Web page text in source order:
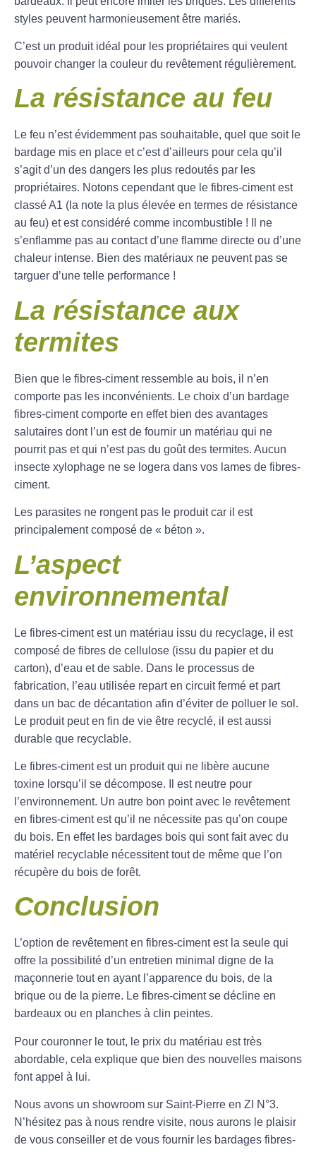
styles peuvent harmonieusement être mariés.
C’est un produit idéal pour les propriétaires qui veulent
pouvoir changer la couleur du revêtement régulièrement.
La résistance au feu
Le feu n’est évidemment pas souhaitable, quel que soit le
bardage mis en place et c’est d’ailleurs pour cela qu’il
s’agit d’un des dangers les plus redoutés par les
propriétaires. Notons cependant que le fibres-ciment est
classé A1 (la note la plus élevée en termes de résistance
au feu) et est considéré comme incombustible ! Il ne
s’enflamme pas au contact d’une flamme directe ou d’une
chaleur intense. Bien des matériaux ne peuvent pas se
targuer d’une telle performance !
La résistance aux
termites
Bien que le fibres-ciment ressemble au bois, il n’en
comporte pas les inconvénients. Le choix d’un bardage
fibres-ciment comporte en effet bien des avantages
salutaires dont l’un est de fournir un matériau qui ne
pourrit pas et qui n’est pas du goût des termites. Aucun
insecte xylophage ne se logera dans vos lames de fibres-
ciment.
Les parasites ne rongent pas le produit car il est
principalement composé de « béton ».
L’aspect
environnemental
Le fibres-ciment est un matériau issu du recyclage, il est
composé de fibres de cellulose (issu du papier et du
carton), d’eau et de sable. Dans le processus de
fabrication, l’eau utilisée repart en circuit fermé et part
dans un bac de décantation afin d’éviter de polluer le sol.
Le produit peut en fin de vie être recyclé, il est aussi
durable que recyclable.
Le fibres-ciment est un produit qui ne libère aucune
toxine lorsqu’il se décompose. Il est neutre pour
l’environnement. Un autre bon point avec le revêtement
en fibres-ciment est qu’il ne nécessite pas qu’on coupe
du bois. En effet les bardages bois qui sont fait avec du
matériel recyclable nécessitent tout de même que l’on
récupère du bois de forêt.
Conclusion
L’option de revêtement en fibres-ciment est la seule qui
offre la possibilité d’un entretien minimal digne de la
maçonnerie tout en ayant l’apparence du bois, de la
brique ou de la pierre. Le fibres-ciment se décline en
bardeaux ou en planches à clin peintes.
Pour couronner le tout, le prix du matériau est très
abordable, cela explique que bien des nouvelles maisons
font appel à lui.
Nous avons un showroom sur Saint-Pierre en ZI N°3.
N’hésitez pas à nous rendre visite, nous aurons le plaisir
de vous conseiller et de vous fournir les bardages fibres-